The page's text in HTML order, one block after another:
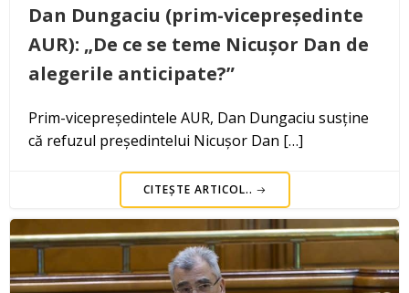
Dan Dungaciu (prim-vicepreședinte
AUR): „De ce se teme Nicușor Dan de
alegerile anticipate?”
Prim-vicepreședintele AUR, Dan Dungaciu susține
că refuzul președintelui Nicușor Dan […]
CITEȘTE ARTICOL..